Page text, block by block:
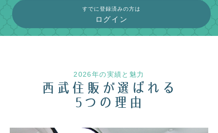
すでに登録済みの方は
ログイン
2026年の実績と魅力
西武住販が選ばれる
5つの理由